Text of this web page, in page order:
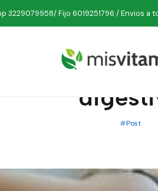
3229079958/ Fijo 6019251796 / Envios a
Post ESTREÑIMIENTO: Limpia
PUBLICADO EL 18/
Post